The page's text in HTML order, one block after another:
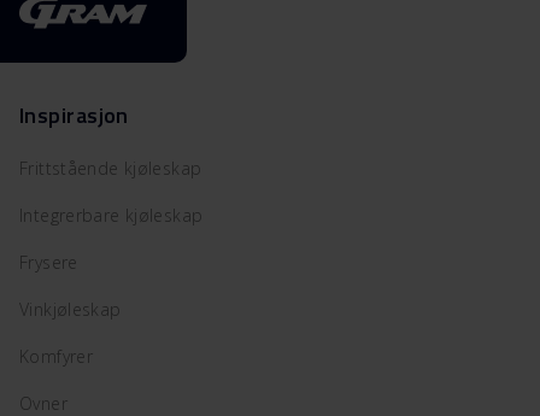
Inspirasjon
Frittstående kjøleskap
Integrerbare kjøleskap
Frysere
Vinkjøleskap
Komfyrer
Ovner